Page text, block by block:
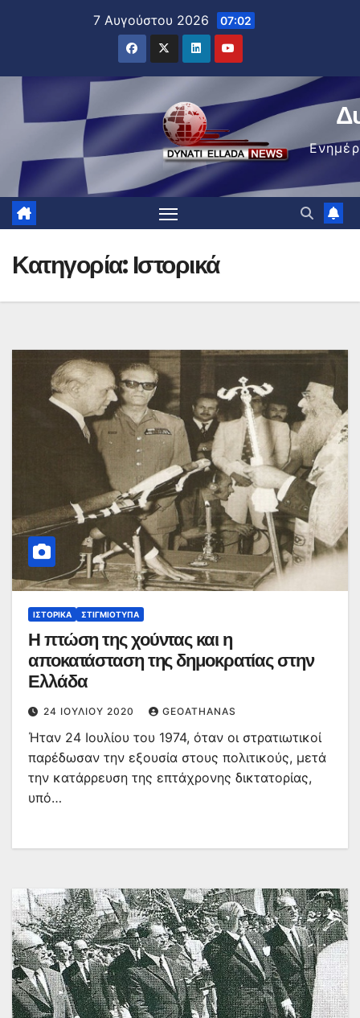
7 Αυγούστου 2026 07:02
Κατηγορία: Ιστορικά
ΙΣΤΟΡΙΚΆ ΣΤΙΓΜΙΌΤΥΠΑ
Η πτώση της χούντας και η
αποκατάσταση της δημοκρατίας στην
Ελλάδα
24 ΙΟΥΛΊΟΥ 2020 GEOATHANAS
Ήταν 24 Ιουλίου του 1974, όταν οι στρατιωτικοί
παρέδωσαν την εξουσία στους πολιτικούς, μετά
την κατάρρευση της επτάχρονης δικτατορίας,
υπό…